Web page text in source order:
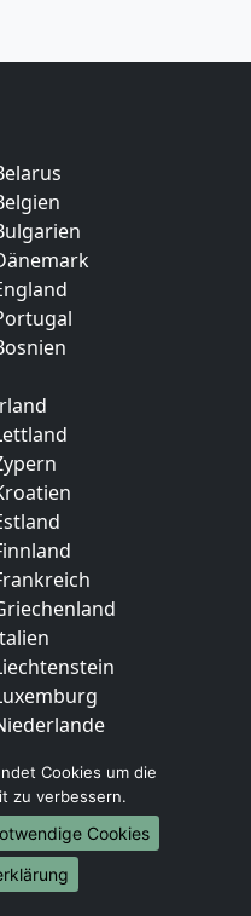
Cookies um die
zu verbessern.
Cookies